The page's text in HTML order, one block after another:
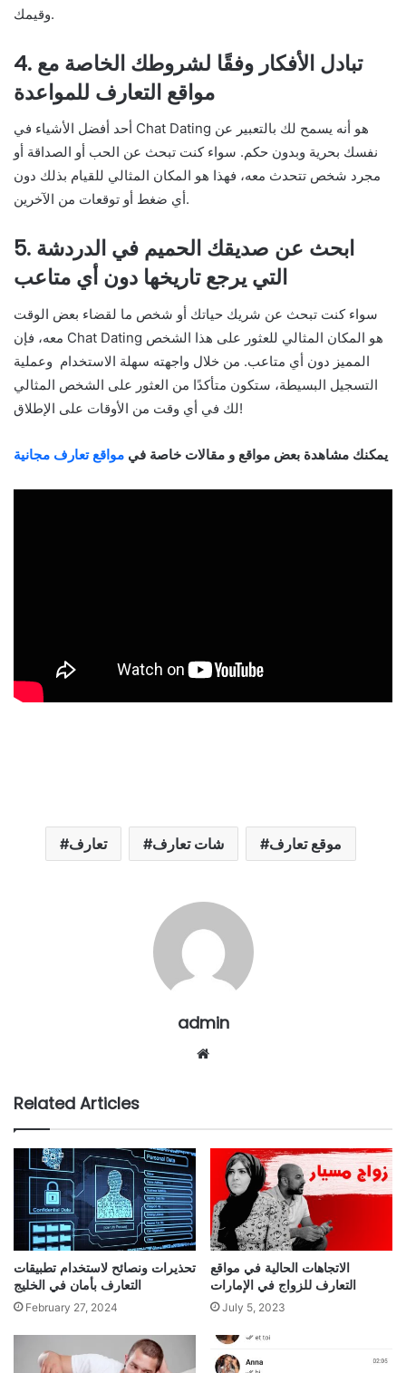
وقيمك.
4. تبادل الأفكار وفقًا لشروطك الخاصة مع
مواقع التعارف للمواعدة
أحد أفضل الأشياء في Chat Dating هو أنه يسمح لك بالتعبير عن
نفسك بحرية وبدون حكم. سواء كنت تبحث عن الحب أو الصداقة أو
مجرد شخص تتحدث معه، فهذا هو المكان المثالي للقيام بذلك دون
أي ضغط أو توقعات من الآخرين.
5. ابحث عن صديقك الحميم في الدردشة
التي يرجع تاريخها دون أي متاعب
سواء كنت تبحث عن شريك حياتك أو شخص ما لقضاء بعض الوقت
معه، فإن Chat Dating هو المكان المثالي للعثور على هذا الشخص
المميز دون أي متاعب. من خلال واجهته سهلة الاستخدام وعملية
التسجيل البسيطة، ستكون متأكدًا من العثور على الشخص المثالي
لك في أي وقت من الأوقات على الإطلاق!
يمكنك مشاهدة بعض مواقع و مقالات خاصة في مواقع تعارف مجانية
تعارف شات تعارف موقع تعارف
admin
Related Articles
تحذيرات ونصائح لاستخدام تطبيقات
التعارف بأمان في الخليج
February 27, 2024
الاتجاهات الحالية في مواقع
التعارف للزواج في الإمارات
July 5, 2023